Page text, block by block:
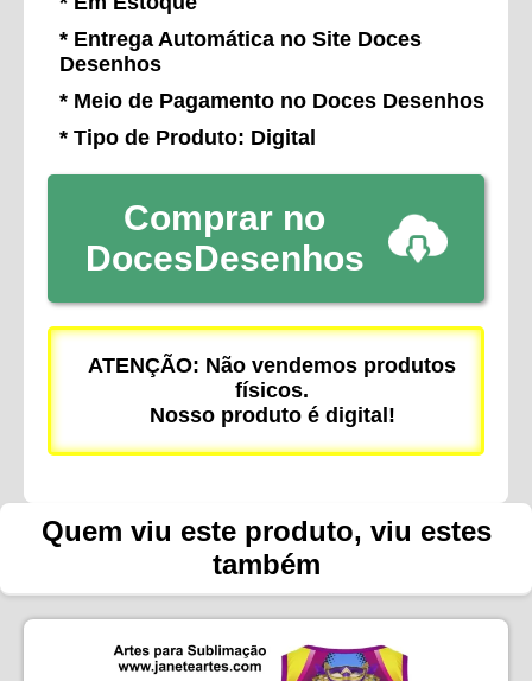
* Entrega Automática no Site Doces
Desenhos
* Meio de Pagamento no Doces Desenhos
* Tipo de Produto: Digital
Comprar no
DocesDesenhos
ATENÇÃO: Não vendemos produtos
físicos.
Nosso produto é digital!
Quem viu este produto, viu estes
também